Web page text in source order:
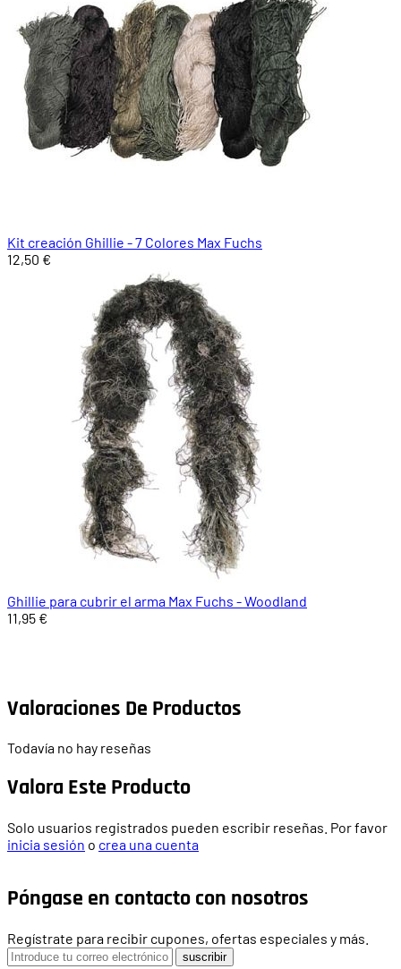
Kit creación Ghillie - 7 Colores Max Fuchs
12,50 €
Ghillie para cubrir el arma Max Fuchs - Woodland
11,95 €
Valoraciones De Productos
Todavía no hay reseñas
Valora Este Producto
Solo usuarios registrados pueden escribir reseñas. Por favor
inicia sesión o crea una cuenta
Póngase en contacto con nosotros
Regístrate para recibir cupones, ofertas especiales y más.
suscribir